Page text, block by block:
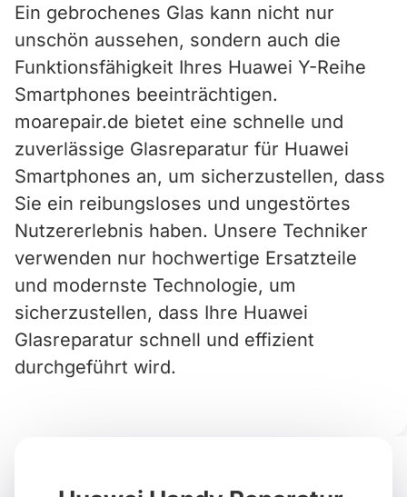
Ein gebrochenes Glas kann nicht nur
unschön aussehen, sondern auch die
Funktionsfähigkeit Ihres Huawei Y-Reihe
Smartphones beeinträchtigen.
moarepair.de bietet eine schnelle und
zuverlässige Glasreparatur für Huawei
Smartphones an, um sicherzustellen, dass
Sie ein reibungsloses und ungestörtes
Nutzererlebnis haben. Unsere Techniker
verwenden nur hochwertige Ersatzteile
und modernste Technologie, um
sicherzustellen, dass Ihre Huawei
Glasreparatur schnell und effizient
durchgeführt wird.